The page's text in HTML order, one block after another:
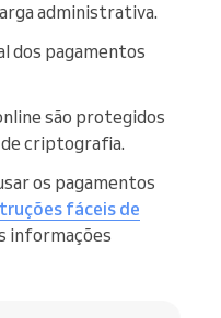
administrativa.
dos pagamentos
são protegidos
criptografia.
os pagamentos
fáceis de
informações